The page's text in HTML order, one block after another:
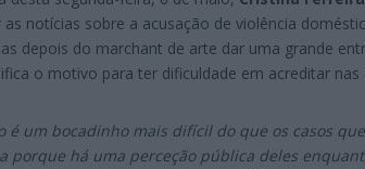
notícias sobre a acusação de violência
depois do marchant de arte dar uma grande
o motivo para ter dificuldade em acreditar
é um bocadinho mais difícil do que os casos
porque há uma perceção pública deles